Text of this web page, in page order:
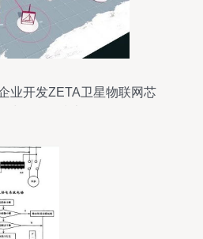
业开发ZETA卫星物联网芯